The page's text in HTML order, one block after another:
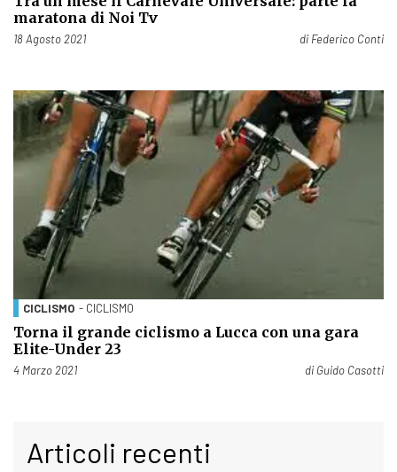
maratona di Noi Tv
Pubblicato il
18 Agosto 2021 di Federico Conti
CICLISMO - CICLISMO
Torna il grande ciclismo a Lucca con una gara
Elite-Under 23
Pubblicato il
4 Marzo 2021 di Guido Casotti
Articoli recenti